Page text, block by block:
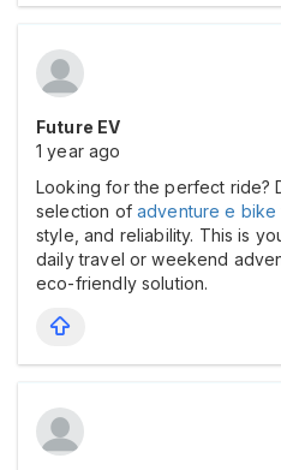
Future EV
1 year ago
Looking for the perfect ride?
selection of adventure e bike
style, and reliability. This is
daily travel or weekend
eco-friendly solution.